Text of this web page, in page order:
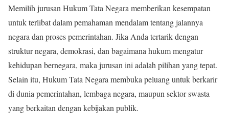
Memilih jurusan Hukum Tata Negara memberikan kesempatan
untuk terlibat dalam pemahaman mendalam tentang jalannya
negara dan proses pemerintahan. Jika Anda tertarik dengan
struktur negara, demokrasi, dan bagaimana hukum mengatur
kehidupan bernegara, maka jurusan ini adalah pilihan yang tepat.
Selain itu, Hukum Tata Negara membuka peluang untuk berkarir
di dunia pemerintahan, lembaga negara, maupun sektor swasta
yang berkaitan dengan kebijakan publik.